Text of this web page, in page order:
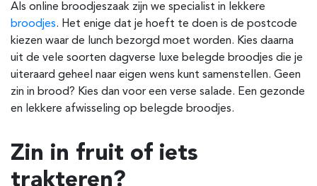
Als online broodjeszaak zijn we specialist in lekkere
broodjes. Het enige dat je hoeft te doen is de postcode
kiezen waar de lunch bezorgd moet worden. Kies daarna
uit de vele soorten dagverse luxe belegde broodjes die je
uiteraard geheel naar eigen wens kunt samenstellen. Geen
zin in brood? Kies dan voor een verse salade. Een gezonde
en lekkere afwisseling op belegde broodjes.
Zin in fruit of iets
trakteren?